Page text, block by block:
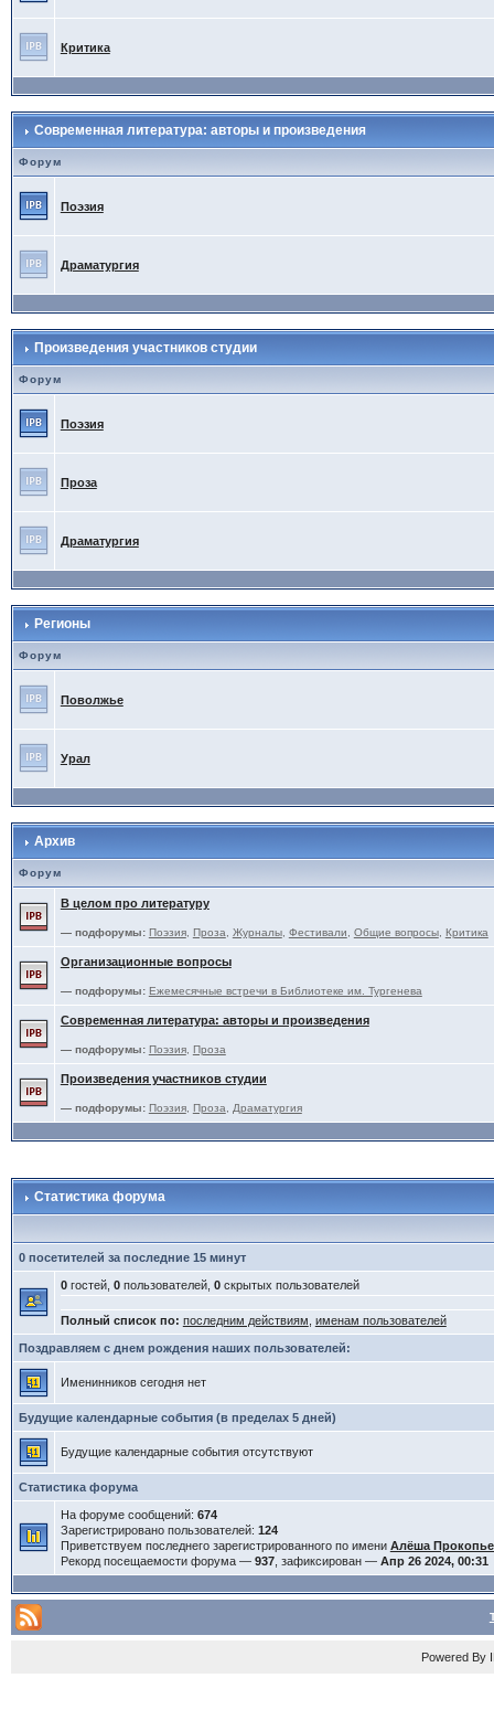
Критика
Современная литература: авторы и произведения
Форум
Поэзия
Драматургия
Произведения участников студии
Форум
Поэзия
Проза
Драматургия
Регионы
Форум
Поволжье
Урал
Архив
Форум
В целом про литературу
— подфорумы: Поэзия, Проза Журналы, Фестивали Общие вопросы, Критика
Организационные вопросы
— подфорумы: Ежемесячные встречи в Библиотеке им. Тургенева
Современная литература: авторы и произведения
— подфорумы: Поэзия, Проза
Произведения участников студии
— подфорумы: Поэзия, Проза Драматургия
Статистика форума
0 посетителей за последние 15 минут
0гостей, 0пользователей, 0скрытых пользователей
Полный список по: последним действиям именам пользователей
Поздравляем с днем рождения наших пользователей:
Именинников сегодня нет
Будущие календарные события (в пределах 5 дней)
Будущие календарные события отсутствуют
Статистика форума
На форуме сообщений: 674
Зарегистрировано пользователей: 124
Приветствуем последнего зарегистрированного по имени Алёша
Рекорд посещаемости форума — 937, зафиксирован — Апр 26 2024, 00:31
Powered By